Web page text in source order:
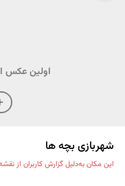
اولین عکس
شهربازی بچه ها
این مکان به‌دلیل گزارش کاربران از